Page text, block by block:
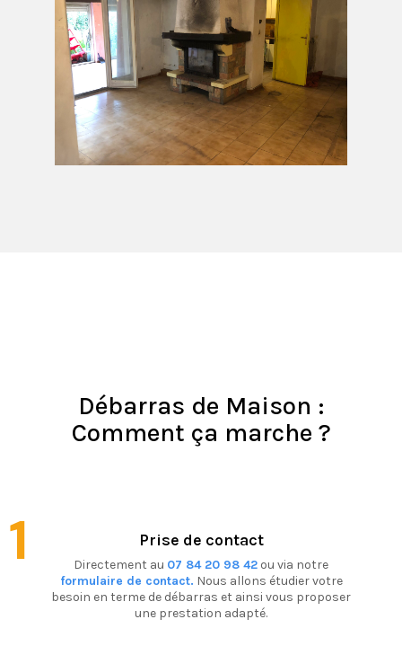
Débarras de Maison :
Comment ça marche ?
Prise de contact
Directement au 07 84 20 98 42 ou via notre
formulaire de contact. Nous allons étudier votre
besoin en terme de débarras et ainsi vous proposer
une prestation adapté.
1